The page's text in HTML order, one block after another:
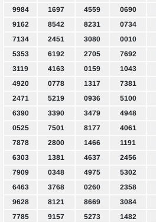
9984
1697 4559 0690
9162
8542 8231 0734
7134
2451 3080 0010
5353
6192 2705 7692
3119
4163 0159 1043
4920
0778 1317 7381
2471
5219 0936 5100
6390
3390 3479 4948
0525
7501 8177 4061
7878
2800 1466 1191
6303
1381 4637 2456
7909
0348 4975 5302
6463
3768 0260 2358
9628
8121 8669 3084
7785
9157 5273 1482